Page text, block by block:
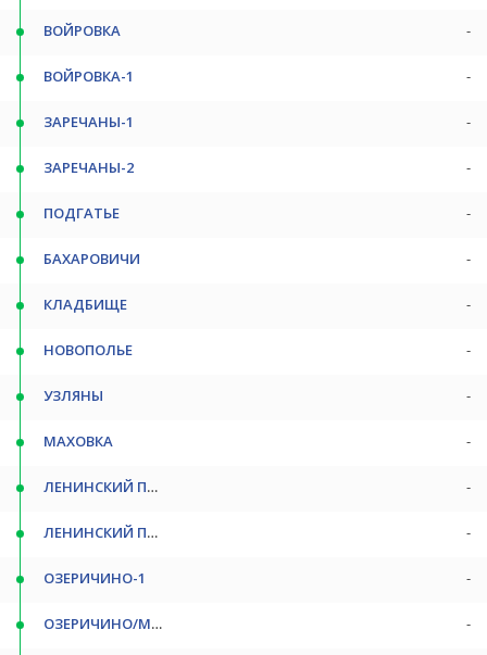
ВОЙРОВКА -
ВОЙРОВКА-1 -
ЗАРЕЧАНЫ-1 -
ЗАРЕЧАНЫ-2 -
ПОДГАТЬЕ -
БАХАРОВИЧИ -
КЛАДБИЩЕ -
НОВОПОЛЬЕ -
УЗЛЯНЫ -
МАХОВКА -
ЛЕНИНСКИЙ ПОС-1 -
ЛЕНИНСКИЙ ПОС -
ОЗЕРИЧИНО-1 -
ОЗЕРИЧИНО/МАГАЗИН -